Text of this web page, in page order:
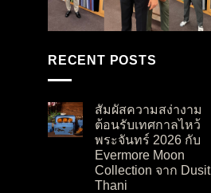
RECENT POSTS
สัมผัสความสง่างาม
ต้อนรับเทศกาลไหว้
พระจันทร์ 2026 กับ
Evermore Moon
Collection จาก Dusit
Thani